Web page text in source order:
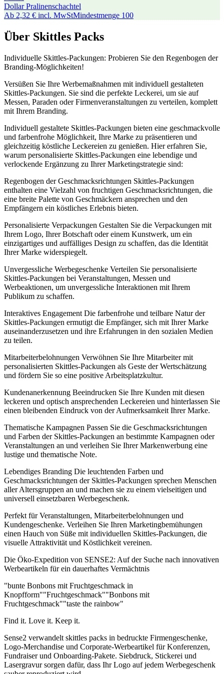
Dollar Pralinenschachtel
Ab 2,32 € incl. MwStMindestmenge 100
Über Skittles Packs
Individuelle Skittles-Packungen: Probieren Sie den Regenbogen der
Branding-Möglichkeiten!
Versüßen Sie Ihre Werbemaßnahmen mit individuell gestalteten
Skittles-Packungen. Sie sind die perfekte Leckerei, um sie auf
Messen, Paraden oder Firmenveranstaltungen zu verteilen, komplett
mit Ihrem Branding.
Individuell gestaltete Skittles-Packungen bieten eine geschmackvolle
und farbenfrohe Möglichkeit, Ihre Marke zu präsentieren und
gleichzeitig köstliche Leckereien zu genießen. Hier erfahren Sie,
warum personalisierte Skittles-Packungen eine lebendige und
verlockende Ergänzung zu Ihrer Marketingstrategie sind:
Regenbogen der Geschmacksrichtungen Skittles-Packungen
enthalten eine Vielzahl von fruchtigen Geschmacksrichtungen, die
eine breite Palette von Geschmäckern ansprechen und den
Empfängern ein köstliches Erlebnis bieten.
Personalisierte Verpackungen Gestalten Sie die Verpackungen mit
Ihrem Logo, Ihrer Botschaft oder einem Kunstwerk, um ein
einzigartiges und auffälliges Design zu schaffen, das die Identität
Ihrer Marke widerspiegelt.
Unvergessliche Werbegeschenke Verteilen Sie personalisierte
Skittles-Packungen bei Veranstaltungen, Messen und
Werbeaktionen, um unvergessliche Interaktionen mit Ihrem
Publikum zu schaffen.
Interaktives Engagement Die farbenfrohe und teilbare Natur der
Skittles-Packungen ermutigt die Empfänger, sich mit Ihrer Marke
auseinanderzusetzen und ihre Erfahrungen in den sozialen Medien
zu teilen.
Mitarbeiterbelohnungen Verwöhnen Sie Ihre Mitarbeiter mit
personalisierten Skittles-Packungen als Geste der Wertschätzung
und fördern Sie so eine positive Arbeitsplatzkultur.
Kundenanerkennung Beeindrucken Sie Ihre Kunden mit diesen
leckeren und optisch ansprechenden Leckereien und hinterlassen Sie
einen bleibenden Eindruck von der Aufmerksamkeit Ihrer Marke.
Thematische Kampagnen Passen Sie die Geschmacksrichtungen
und Farben der Skittles-Packungen an bestimmte Kampagnen oder
Veranstaltungen an und verleihen Sie Ihrer Markenwerbung eine
lustige und thematische Note.
Lebendiges Branding Die leuchtenden Farben und
Geschmacksrichtungen der Skittles-Packungen sprechen Menschen
aller Altersgruppen an und machen sie zu einem vielseitigen und
universell einsetzbaren Werbegeschenk.
Perfekt für Veranstaltungen, Mitarbeiterbelohnungen und
Kundengeschenke. Verleihen Sie Ihren Marketingbemühungen
einen Hauch von Süße mit individuellen Skittles-Packungen, die
visuelle Attraktivität und Köstlichkeit vereinen.
Die Öko-Expedition von SENSE2: Auf der Suche nach innovativen
Werbeartikeln für ein dauerhaftes Vermächtnis
"bunte Bonbons mit Fruchtgeschmack in
Knopfform""Fruchtgeschmack""Bonbons mit
Fruchtgeschmack""taste the rainbow"
Find it. Love it. Keep it.
Sense2 verwandelt skittles packs in bedruckte Firmengeschenke,
Logo-Merchandise und Corporate-Werbeartikel für Konferenzen,
Fundraiser und Onboarding-Pakete. Siebdruck, Stickerei und
Lasergravur sorgen dafür, dass Ihr Logo auf jedem Werbegeschenk